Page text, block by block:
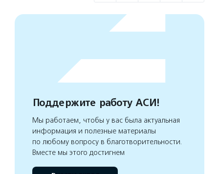
Поддержите работу АСИ!
Мы работаем, чтобы у вас была актуальная
информация и полезные материалы
по любому вопросу в благотворительности.
Вместе мы этого достигнем